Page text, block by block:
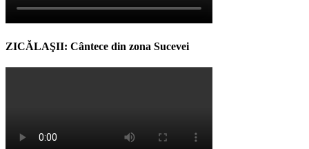
ZICĂLAŞII: Cântece din zona Sucevei